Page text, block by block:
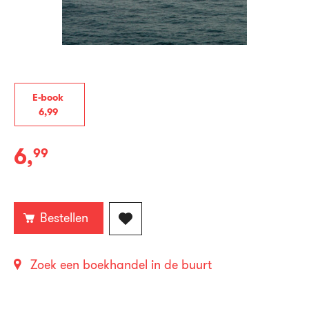
E-book
6,99
E-
6,99
Bestellen
Zoek een boekhandel in de buurt